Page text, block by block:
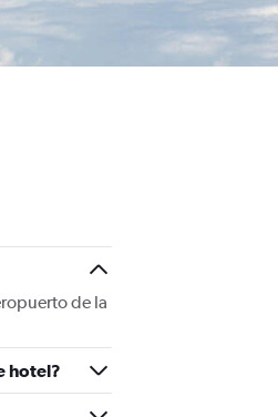
de la
hotel?